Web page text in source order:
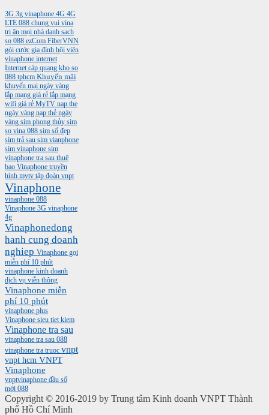
3G 3g vinaphone 4G 4G
LTE 088 chung vui vina
tri ân mọi nhà danh sach
so 088 ezCom FiberVNN
gói cước gia đình hội viên
vinaphone internet
Internet cáp quang kho so
088 tphcm Khuyến mãi
khuyến mại ngày vàng
lắp mạng giá rẻ lắp mạng
wifi giá rẻ MyTV nap the
ngày vàng nạp thẻ ngày
vàng sim phong thủy sim
so vina 088 sim số đẹp
sim trả sau sim vianphone
sim vinaphone sim
vinaphone tra sau thuê
bao Vinaphone truyền
hình mytv tập đoàn vnpt
Vinaphone
vinaphone 088
Vinaphone 3G vinaphone
4g
Vinaphonedong
hanh cung doanh
nghiep Vinaphone gọi
miễn phí 10 phút
vinaphone kinh doanh
dịch vụ viễn thông
Vinaphone miễn
phí 10 phút
vinaphone plus
Vinaphone sieu tiet kiem
Vinaphone tra sau
vinaphone tra sau 088
vinaphone tra truoc vnpt
vnpt hcm VNPT
Vinaphone
vnptvinaphone đầu số
mới 088
Copyright © 2016-2019 by Trung tâm Kinh doanh VNPT Thành
phố Hồ Chí Minh